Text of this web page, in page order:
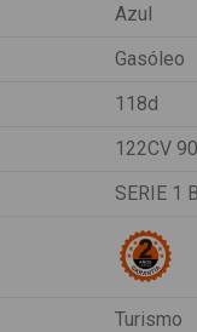
Azul
Gasóleo
118d
122CV
SERIE 1
Turismo